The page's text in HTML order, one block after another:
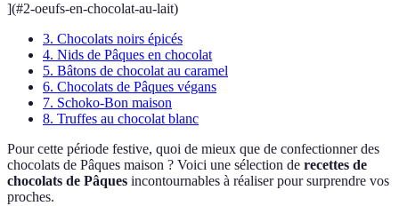
](#2-oeufs-en-chocolat-au-lait)
3. Chocolats noirs épicés
4. Nids de Pâques en chocolat
5. Bâtons de chocolat au caramel
6. Chocolats de Pâques végans
7. Schoko-Bon maison
8. Truffes au chocolat blanc
Pour cette période festive, quoi de mieux que de confectionner des
chocolats de Pâques maison ? Voici une sélection de recettes de
chocolats de Pâques incontournables à réaliser pour surprendre vos
proches.